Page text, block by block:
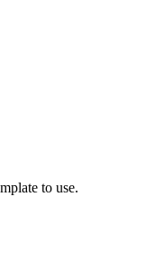
to use.